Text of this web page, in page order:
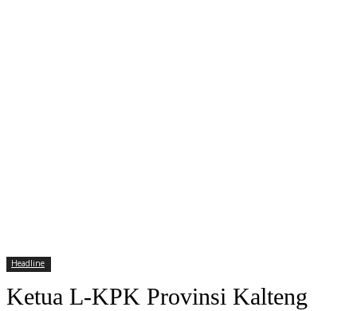
Headline
Ketua L-KPK Provinsi Kalteng